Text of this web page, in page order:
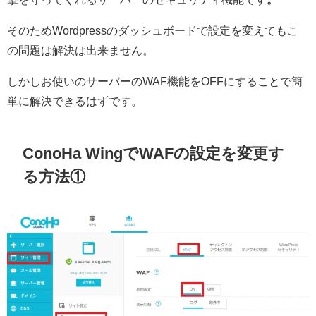
そのためWordpressのダッシュボードで設定を変えてもこ
の問題は解決は出来ません。
しかしお使いのサーバーのWAF機能をOFFにすることで簡
単に解決できるはずです。
ConoHa WingでWAFの設定を変更す
る方法①